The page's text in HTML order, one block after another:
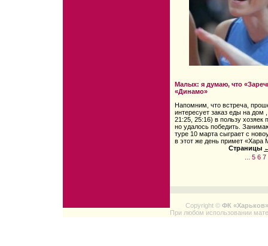
Малых: я думаю, что
«Динамо»
Напомним, что встреча,
интересует заказ еды на
21:25, 25:16) в пользу
но удалось победить.
туре 10 марта сыграет с
в этот же день примет «Хара
Страницы
5 6 7
Copyright © ФК «Харьков»
При любом использовании